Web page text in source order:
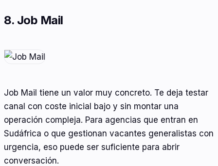
8. Job Mail
Job Mail tiene un valor muy concreto. Te deja testar
canal con coste inicial bajo y sin montar una
operación compleja. Para agencias que entran en
Sudáfrica o que gestionan vacantes generalistas con
urgencia, eso puede ser suficiente para abrir
conversación.